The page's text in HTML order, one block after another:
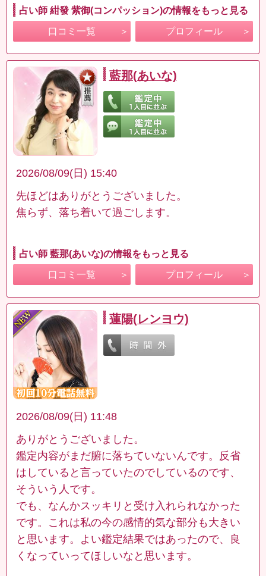
占い師 紺發 紫御(コンパッション)の情報をもっと見る
口コミ一覧 プロフィール
藍那(あいな)
2026/08/09(日) 15:40
先ほどはありがとうございました。
焦らず、落ち着いて過ごします。
占い師 藍那(あいな)の情報をもっと見る
口コミ一覧 プロフィール
蓮陽(レンヨウ)
2026/08/09(日) 11:48
ありがとうございました。
鑑定内容がまだ腑に落ちていないんです。反省
はしていると言っていたのでしているのです、
そういう人です。
でも、なんかスッキリと受け入れられなかった
です。これは私の今の感情的気な部分も大きい
と思います。よい鑑定結果ではあったので、良
くなっていってほしいなと思います。